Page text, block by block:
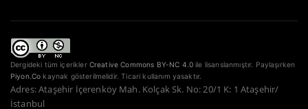
Dergideki tüm içerikler Creative Commons BY-NC 4.0 ile lisanslanmıştır. Paylaşırken
Piyon.Co kaynak gösterilmelidir. Ticari kullanım yasaktır.
Adres: Ataşehir İçerenköy Mah. Kolçak Sk. No: 20/1 K: 1 Ataşehir/
İstanbul